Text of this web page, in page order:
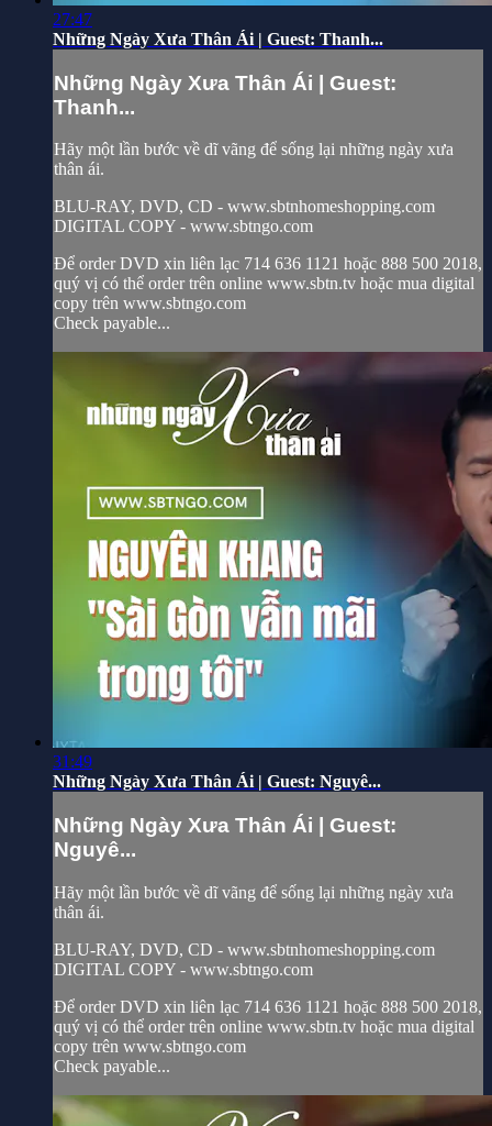
27:47
Những Ngày Xưa Thân Ái | Guest: Thanh...
Những Ngày Xưa Thân Ái | Guest:
Thanh...
Hãy một lần bước về dĩ vãng để sống lại những ngày xưa
thân ái.
BLU-RAY, DVD, CD - www.sbtnhomeshopping.com
DIGITAL COPY - www.sbtngo.com
Để order DVD xin liên lạc 714 636 1121 hoặc 888 500 2018,
quý vị có thể order trên online www.sbtn.tv hoặc mua digital
copy trên www.sbtngo.com
Check payable...
31:49
Những Ngày Xưa Thân Ái | Guest: Nguyê...
Những Ngày Xưa Thân Ái | Guest:
Nguyê...
Hãy một lần bước về dĩ vãng để sống lại những ngày xưa
thân ái.
BLU-RAY, DVD, CD - www.sbtnhomeshopping.com
DIGITAL COPY - www.sbtngo.com
Để order DVD xin liên lạc 714 636 1121 hoặc 888 500 2018,
quý vị có thể order trên online www.sbtn.tv hoặc mua digital
copy trên www.sbtngo.com
Check payable...